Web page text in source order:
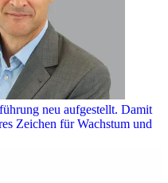
neu aufgestellt. Damit
Zeichen für Wachstum und